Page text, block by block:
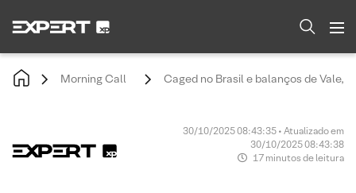
Morning Call Caged no Brasil e balanços de Vale,
30/10/2025 08:43:35 • Atualizado em
30/10/2025 08:43:38
17 minutos de leitura